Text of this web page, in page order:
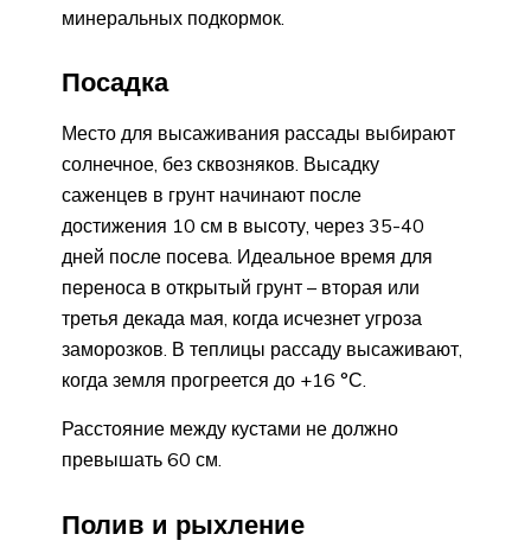
минеральных подкормок.
Посадка
Место для высаживания рассады выбирают
солнечное, без сквозняков. Высадку
саженцев в грунт начинают после
достижения 10 см в высоту, через 35-40
дней после посева. Идеальное время для
переноса в открытый грунт – вторая или
третья декада мая, когда исчезнет угроза
заморозков. В теплицы рассаду высаживают,
когда земля прогреется до +16 °С.
Расстояние между кустами не должно
превышать 60 см.
Полив и рыхление